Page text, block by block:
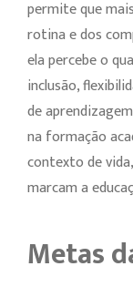
permite que
rotina e dos
ela percebe o
inclusão,
de
na formação
contexto de
marcam a
Metas